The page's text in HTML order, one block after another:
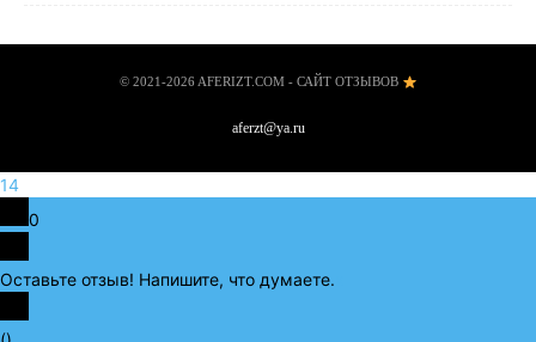
© 2021-2026 AFERIZT.COM - САЙТ ОТЗЫВОВ
aferzt@ya.ru
14
0
Оставьте отзыв! Напишите, что думаете.